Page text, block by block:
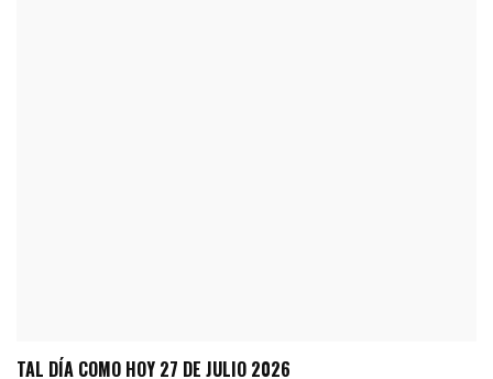
TAL DÍA COMO HOY 27 DE JULIO 2026